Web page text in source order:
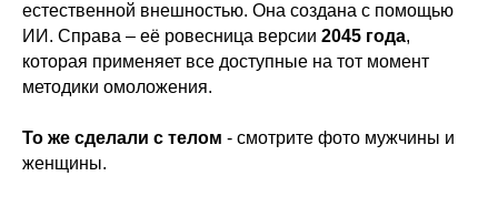
естественной внешностью. Она создана с помощью
ИИ. Справа – её ровесница версии 2045 года,
которая применяет все доступные на тот момент
методики омоложения.
То же сделали с телом - смотрите фото мужчины и
женщины.